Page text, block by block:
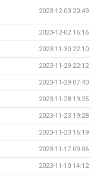
2023-12-03 20:49
2023-12-02 16:16
2023-11-30 22:10
2023-11-29 22:12
2023-11-29 07:40
2023-11-28 19:25
2023-11-23 19:28
2023-11-23 16:19
2023-11-17 09:06
2023-11-10 14:12